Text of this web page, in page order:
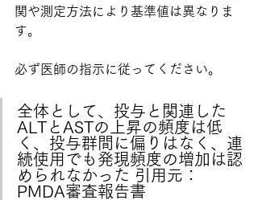
関や測定方法により基準値は異なりま
す。
必ず医師の指示に従ってください。
全体として、投与と関連した
ALTとASTの上昇の頻度は低
く、投与群間に偏りはなく、連
続使用でも発現頻度の増加は認
められなかった 引用元：
PMDA審査報告書